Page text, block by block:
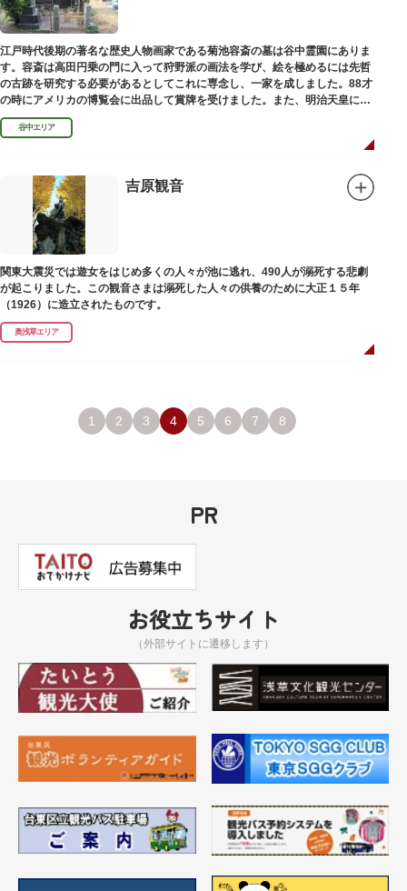
江戸時代後期の著名な歴史人物画家である菊池容斎の墓は谷中霊園にありま
す。容斎は高田円乗の門に入って狩野派の画法を学び、絵を極めるには先哲
の古跡を研究する必要があるとしてこれに専念し、一家を成しました。88才
の時にアメリカの博覧会に出品して賞牌を受けました。また、明治天皇に
「日本画史」の称を賜りました。
谷中エリア
吉原観音
関東大震災では遊女をはじめ多くの人々が池に逃れ、490人が溺死する悲劇
が起こりました。この観音さまは溺死した人々の供養のために大正１５年
（1926）に造立されたものです。
奥浅草エリア
1 2 3 4 5 6 7 8
PR
お役立ちサイト
（外部サイトに遷移します）